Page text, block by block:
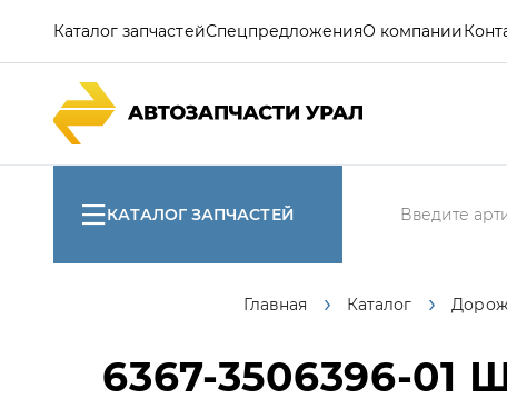
Каталог запчастейСпецпредложенияО компании
КАТАЛОГ ЗАПЧАСТЕЙ
Главная Каталог
6367-3506396-01